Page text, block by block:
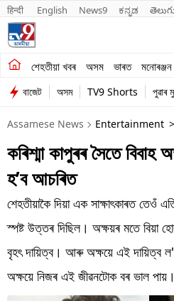
हिन्दी English News9 ಕನ್ನಡ
শেহতীয়া খবৰ অসম ভাৰত মনোৰঞ্জন
শেহতীয়া খবৰ
অসম
ভাৰত
মনোৰঞ্জন
ব্যৱসায়
শিক্ষা
খেল
জীৱনশৈলী
বাজেট অসম TV9 Shorts পুৱাৰ
Assamese News Entertainment
কৰিশ্মা কাপুৰৰ সৈতে বিবাহ
হ’ব আচৰিত
শেহতীয়াকৈ দিয়া এক সাক্ষাৎকাৰত তেওঁ
স্পষ্ট উত্তৰ দিছিল। অক্ষয়ৰ মতে বিয়া
বৃহৎ দায়িত্ব। আৰু অক্ষয়ে এই দায়িত্ব
অক্ষয়ে নিজৰ এই জীৱনটোক বৰ ভাল পায়।